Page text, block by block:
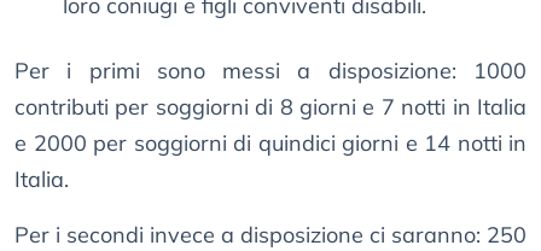
loro coniugi e figli conviventi disabili.
Per i primi sono messi a disposizione: 1000
contributi per soggiorni di 8 giorni e 7 notti in Italia
e 2000 per soggiorni di quindici giorni e 14 notti in
Italia.
Per i secondi invece a disposizione ci saranno: 250